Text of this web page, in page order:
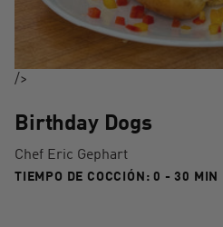
/>
Birthday Dogs
Chef Eric Gephart
TIEMPO DE COCCIÓN:0 - 30 MIN